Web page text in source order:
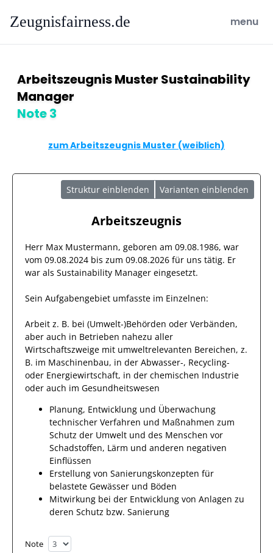
Zeugnisfairness.de open
menu
Arbeitszeugnis Muster Sustainability
Manager
Note 3
zum Arbeitszeugnis Muster (weiblich)
Struktur einblenden Varianten einblenden
Arbeitszeugnis
Herr Max Mustermann, geboren am 09.08.1986, war
vom 09.08.2024 bis zum 09.08.2026 für uns tätig. Er
war als Sustainability Manager eingesetzt.
Sein Aufgabengebiet umfasste im Einzelnen:
Arbeit z. B. bei (Umwelt-)Behörden oder Verbänden,
aber auch in Betrieben nahezu aller
Wirtschaftszweige mit umweltrelevanten Bereichen, z.
B. im Maschinenbau, in der Abwasser-, Recycling-
oder Energiewirtschaft, in der chemischen Industrie
oder auch im Gesundheitswesen
Planung, Entwicklung und Überwachung
technischer Verfahren und Maßnahmen zum
Schutz der Umwelt und des Menschen vor
Schadstoffen, Lärm und anderen negativen
Einflüssen
Erstellung von Sanierungskonzepten für
belastete Gewässer und Böden
Mitwirkung bei der Entwicklung von Anlagen zu
deren Schutz bzw. Sanierung
Note